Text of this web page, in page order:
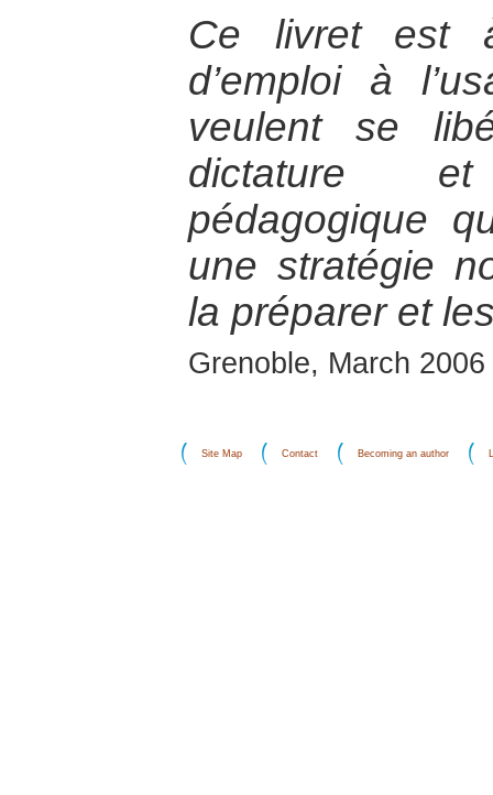
Ce livret est
d’emploi à
veulent se
dictature
pédagogique
une stratégie
la préparer et
Grenoble, March 2006
Site Map Contact Becoming an author